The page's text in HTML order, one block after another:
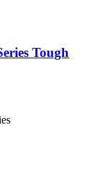
Tough